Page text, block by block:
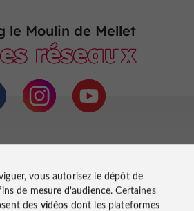
le Moulin de Mellet
réseaux
vous autorisez le dépôt de
de mesure d'audience. Certaines
des vidéos dont les plateformes